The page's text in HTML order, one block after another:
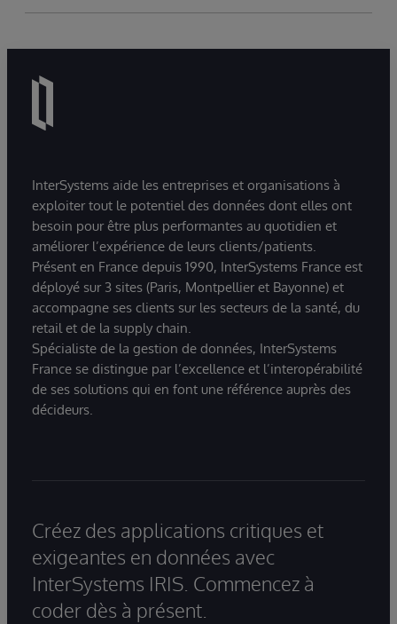
InterSystems aide les entreprises et organisations à
exploiter tout le potentiel des données dont elles ont
besoin pour être plus performantes au quotidien et
améliorer l’expérience de leurs clients/patients.
Présent en France depuis 1990, InterSystems France est
déployé sur 3 sites (Paris, Montpellier et Bayonne) et
accompagne ses clients sur les secteurs de la santé, du
retail et de la supply chain.
Spécialiste de la gestion de données, InterSystems
France se distingue par l’excellence et l’interopérabilité
de ses solutions qui en font une référence auprès des
décideurs.
Créez des applications critiques et
exigeantes en données avec
InterSystems IRIS. Commencez à
coder dès à présent.